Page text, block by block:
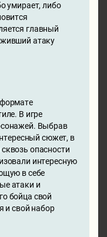
умирает, либо
главный
атаку
В игре
Выбрав
сюжет, в
опасности
интересную
в себе
атаки и
бойца свой
и свой набор